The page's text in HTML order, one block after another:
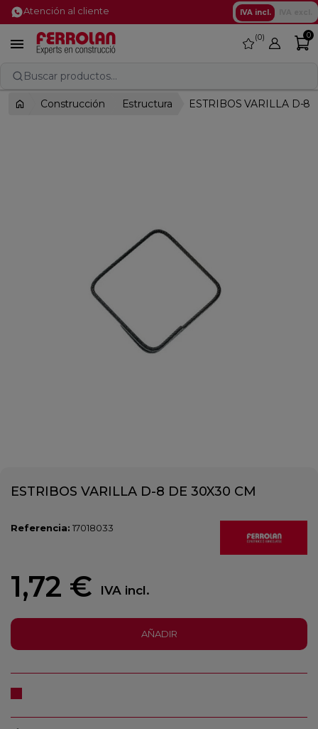
Atención al cliente IVA incl.
 favorite
0 0
Buscar productos...
Construcción Estructura ESTRIBOS VARILLA D-8
ESTRIBOS VARILLA D-8 DE 30X30 CM
Referencia: 17018033
1,72 € IVA incl.
AÑADIR